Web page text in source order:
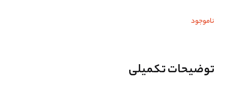
ناموجود
توضیحات تکمیلی